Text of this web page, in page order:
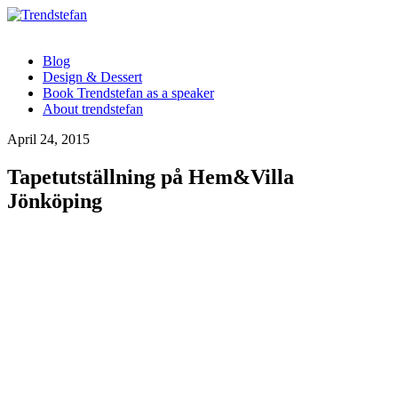
Blog
Design & Dessert
Book Trendstefan as a speaker
About trendstefan
April 24, 2015
Tapetutställning på Hem&Villa
Jönköping